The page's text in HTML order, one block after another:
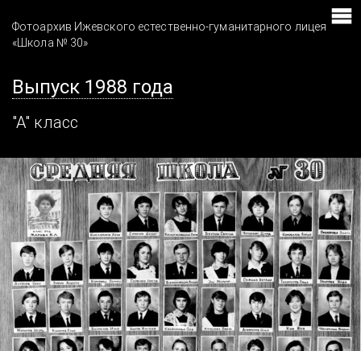
Фотоархив Ижевского естественно-гуманитарного лицея
«Школа № 30»
Выпуск 1988 года
"А" класс